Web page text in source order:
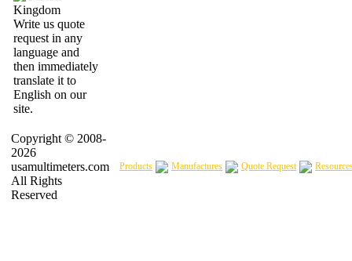
Write us quote
request in any
language and
then immediately
translate it to
English on our
site.
Copyright © 2008-
2026
usamultimeters.com
All Rights
Reserved
Products Manufactures Quote Request